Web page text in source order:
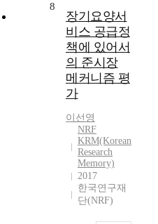
8
장기요양서
비스 공급정
책에 있어서
의 준시장
메커니즘 평
가
이선영
NRF
KRM(Korean
Research
Memory)
2017
한국연구재
단(NRF)